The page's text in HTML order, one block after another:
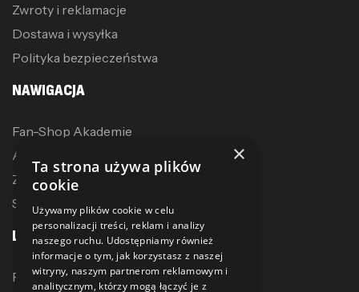
Zwroty i reklamacje
Dostawa i wysyłka
Polityka bezpieczeństwa
NAWIGACJA
Fan-Shop Akademie
Akcesoria treningowe
Zostań dystrybutorem
Sublimacja
LINKI
Promocje
×
Ta strona używa plików
cookie
Używamy plików cookie w celu
personalizacji treści, reklam i analizy
naszego ruchu. Udostępniamy również
informacje o tym, jak korzystasz z naszej
witryny, naszym partnerom reklamowym i
analitycznym, którzy mogą łączyć je z